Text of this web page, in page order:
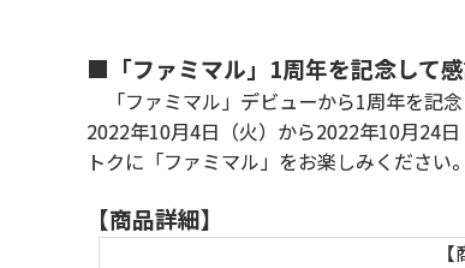
■「ファミマル」1周年を記念して
「ファミマル」デビューから1周年を記
2022年10月4日（火）から2022年10月24
トクに「ファミマル」をお楽しみください。
【商品詳細】